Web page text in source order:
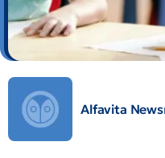
Alfavita